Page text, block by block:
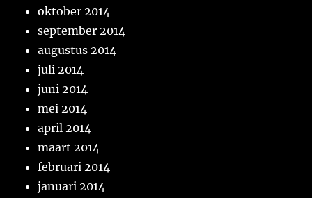
oktober 2014
september 2014
augustus 2014
juli 2014
juni 2014
mei 2014
april 2014
maart 2014
februari 2014
januari 2014